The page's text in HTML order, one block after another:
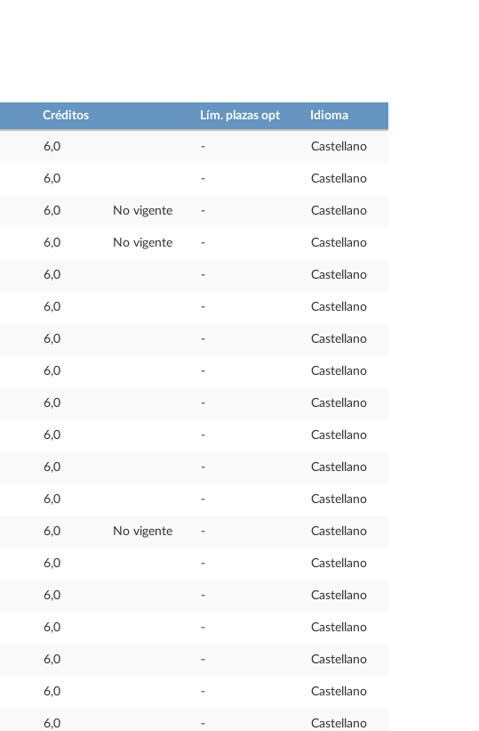
Créditos Lím. plazas opt Idioma
6,0 - Castellano
6,0 - Castellano
6,0 No vigente - Castellano
6,0 No vigente - Castellano
6,0 - Castellano
6,0 - Castellano
6,0 - Castellano
6,0 - Castellano
6,0 - Castellano
6,0 - Castellano
6,0 - Castellano
6,0 - Castellano
6,0 No vigente - Castellano
6,0 - Castellano
6,0 - Castellano
6,0 - Castellano
6,0 - Castellano
6,0 - Castellano
6,0 - Castellano